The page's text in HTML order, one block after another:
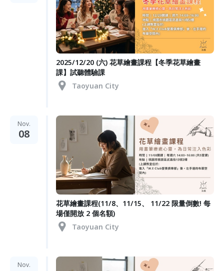
2025/12/20 (六) 花草繪畫課程【冬季花草繪畫
課】試聽體驗課
Taoyuan City
Nov.
08
花草繪畫課程(11/8、11/15、 11/22 限量倒數! 每
場僅開放 2 個名額)
Taoyuan City
Nov.